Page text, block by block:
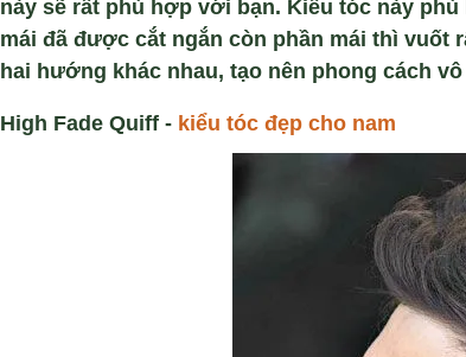
này sẽ rất phù hợp với bạn. Kiểu tóc này
mái đã được cắt ngắn còn phần mái thì vuốt
hai hướng khác nhau, tạo nên phong cách
High Fade Quiff - kiểu tóc đẹp chonam